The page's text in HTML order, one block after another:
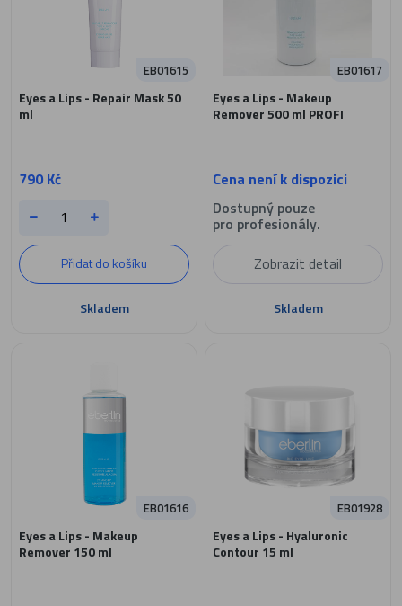
Eyes a Lips - Repair Mask 50
ml
790 Kč
EB01615
Přidat do košíku
Skladem
Eyes a Lips - Makeup
Remover 500 ml PROFI
Cena není k dispozici
EB01617
Dostupný pouze
pro profesionály.
Zobrazit detail
Skladem
Eyes a Lips - Makeup
Remover 150 ml
EB01616
Eyes a Lips - Hyaluronic
Contour 15 ml
EB01928